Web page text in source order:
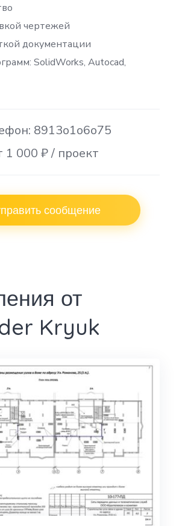
чертежей
документации
SolidWorks, Autocad,
8913o1o6o75
1 000 ₽ / проект
сообщение
от
Kryuk